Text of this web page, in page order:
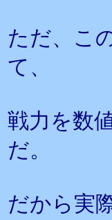
ただ、こ
て、
戦力を数
だ。
だから実